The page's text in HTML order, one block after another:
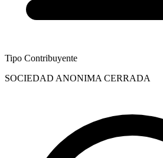
Tipo Contribuyente
SOCIEDAD ANONIMA CERRADA